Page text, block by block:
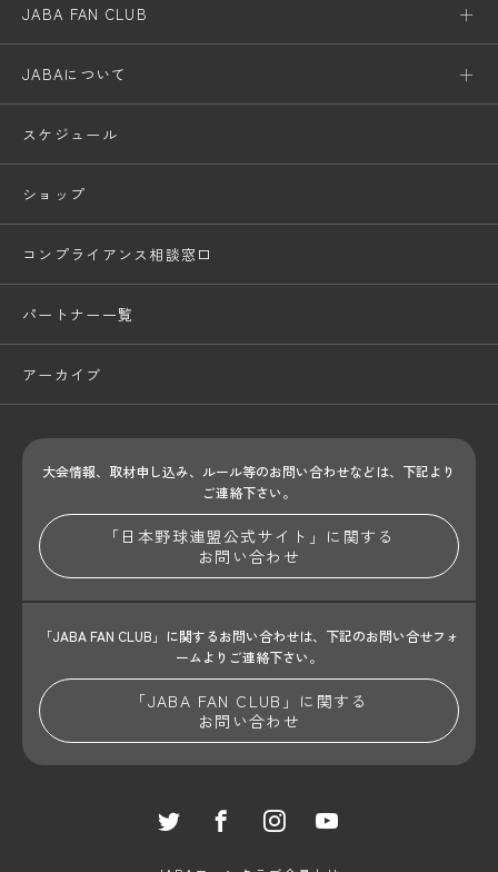
JABA FAN CLUB
JABAについて
スケジュール
ショップ
コンプライアンス相談窓口
パートナー一覧
アーカイブ
大会情報、取材申し込み、ルール等のお問い合わせなどは、下記より
ご連絡下さい。
「日本野球連盟公式サイト」に関する
お問い合わせ
「JABA FAN CLUB」に関するお問い合わせは、 下記のお問い合せフォ
ームよりご連絡下さい。
「JABA FAN CLUB」に関する
お問い合わせ